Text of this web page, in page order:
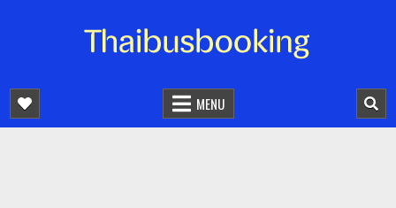
จองตั๋วรถออนไลน์ 24 ชั่วโมง
MENU